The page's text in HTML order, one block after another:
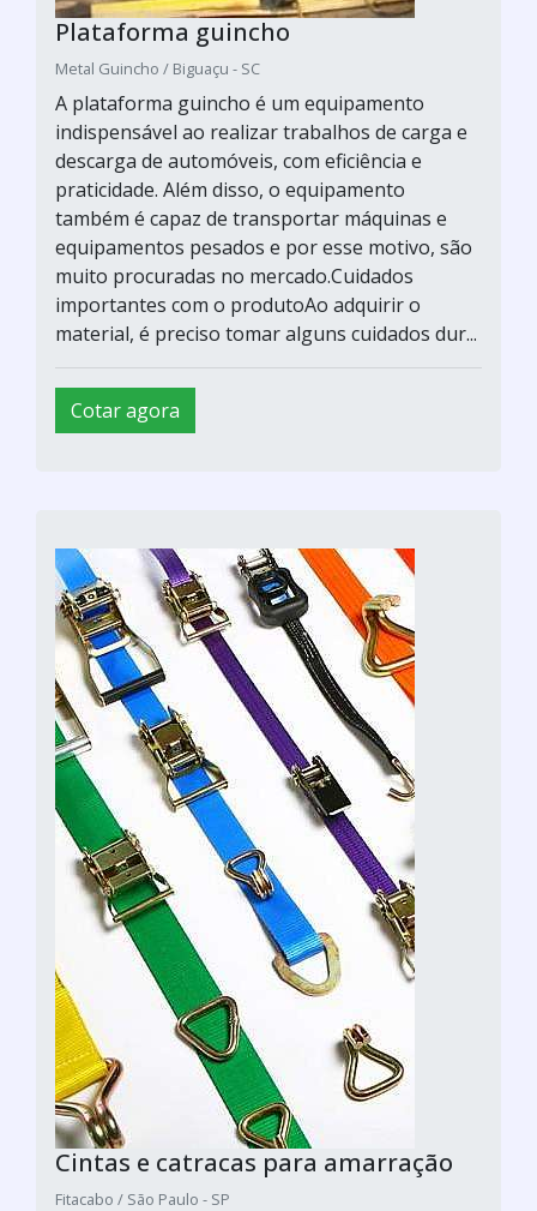
Plataforma guincho
Metal Guincho / Biguaçu - SC
A plataforma guincho é um equipamento
indispensável ao realizar trabalhos de carga e
descarga de automóveis, com eficiência e
praticidade. Além disso, o equipamento
também é capaz de transportar máquinas e
equipamentos pesados e por esse motivo, são
muito procuradas no mercado.Cuidados
importantes com o produtoAo adquirir o
material, é preciso tomar alguns cuidados dur...
Cotar agora
Cintas e catracas para amarração
Fitacabo / São Paulo - SP